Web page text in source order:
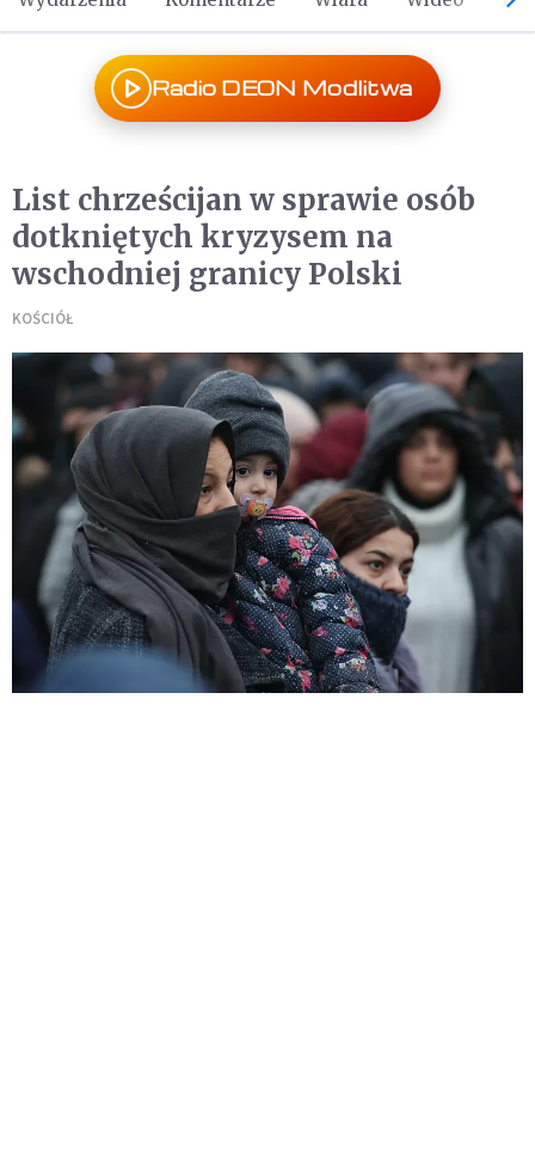
Radio DEON Modlitwa
List chrześcijan w sprawie osób
dotkniętych kryzysem na
wschodniej granicy Polski
KOŚCIÓŁ